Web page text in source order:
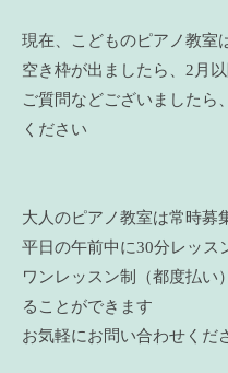
現在、こどものピアノ教室
空き枠が出ましたら、2月
ご質問などございましたら
ください
大人のピアノ教室は常時募
平日の午前中に30分レッス
ワンレッスン制（都度払い
ることができます
お気軽にお問い合わせくだ